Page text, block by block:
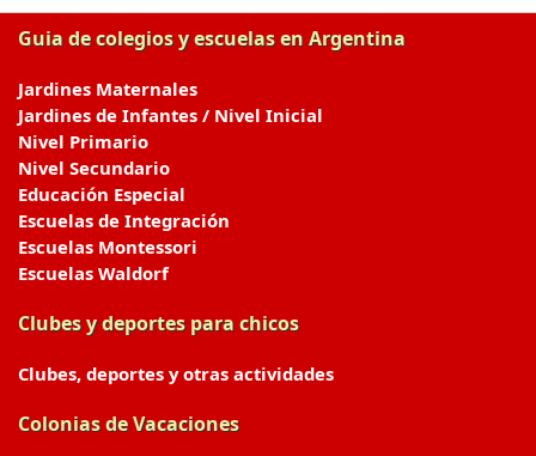
Guia de colegios y escuelas en Argentina
Jardines Maternales
Jardines de Infantes / Nivel Inicial
Nivel Primario
Nivel Secundario
Educación Especial
Escuelas de Integración
Escuelas Montessori
Escuelas Waldorf
Clubes y deportes para chicos
Clubes, deportes y otras actividades
Colonias de Vacaciones